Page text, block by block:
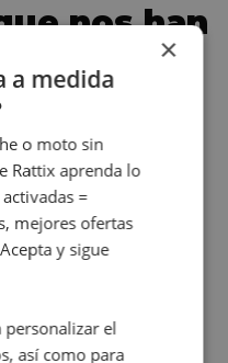
nos han
de los clientes es
y conoce
coche busqué
hacerlo y la que
×
a medida
o moto sin
Rattix aprenda lo
=
mejores ofertas
y sigue
el
así como para